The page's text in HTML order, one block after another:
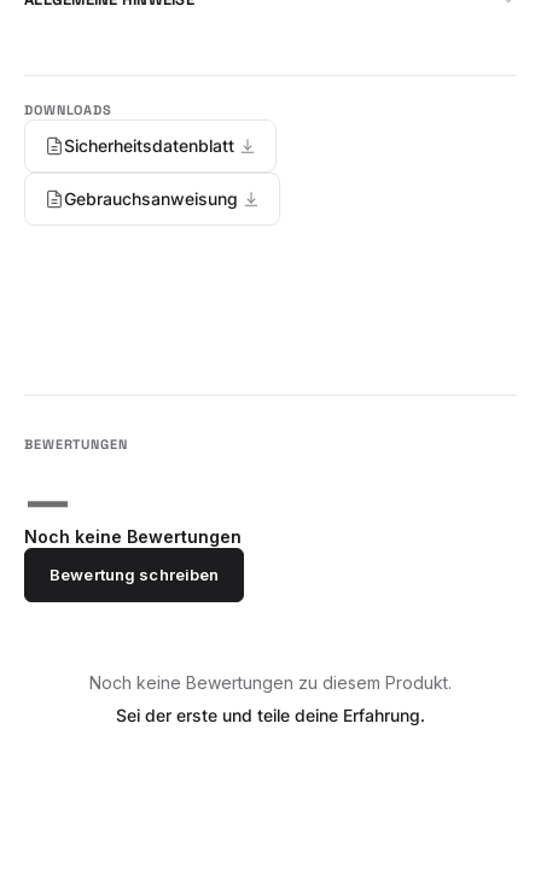
Sicherheitsdatenblatt
Gebrauchsanweisung
—
Noch keine Bewertungen
Bewertung schreiben
Noch keine Bewertungen zu diesem Produkt.
Sei der erste und teile deine Erfahrung.